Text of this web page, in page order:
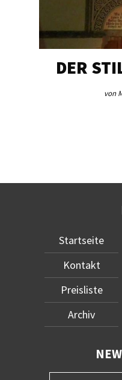
DER
von
Startseite
Kontakt
Preisliste
Archiv